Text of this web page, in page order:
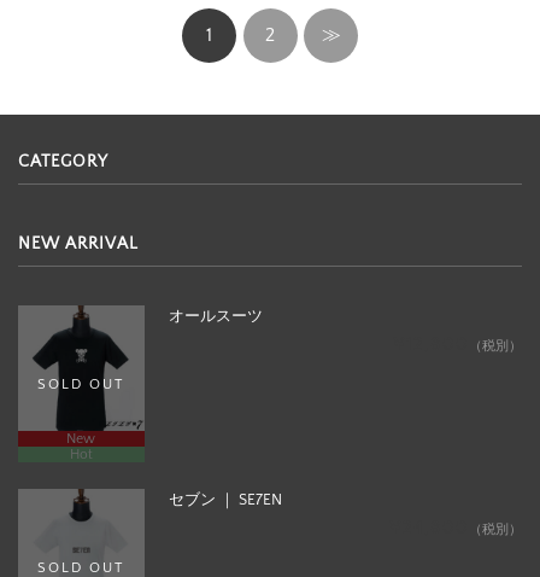
1 2 ≫
CATEGORY
NEW ARRIVAL
SOLD OUT
New
Hot
オールスーツ
（税別）
SOLD OUT
セブン ｜ SE7EN
（税別）